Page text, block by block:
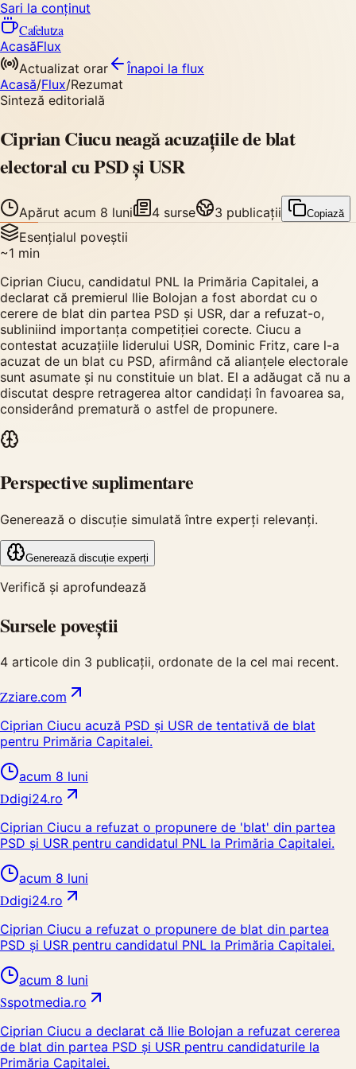
Sari la conținut
Cafelutza
AcasăFlux
Actualizat orar
Înapoi la flux
Acasă/Flux/Rezumat
Sinteză editorială
Ciprian Ciucu neagă acuzațiile de blat
electoral cu PSD și USR
Apărut acum 8 luni 4 surse 3 publicații Copiază
Esențialul poveștii
~1 min
Ciprian Ciucu, candidatul PNL la Primăria Capitalei, a
declarat că premierul Ilie Bolojan a fost abordat cu o
cerere de blat din partea PSD și USR, dar a refuzat-o,
subliniind importanța competiției corecte. Ciucu a
contestat acuzațiile liderului USR, Dominic Fritz, care l-a
acuzat de un blat cu PSD, afirmând că alianțele electorale
sunt asumate și nu constituie un blat. El a adăugat că nu a
discutat despre retragerea altor candidați în favoarea sa,
considerând prematură o astfel de propunere.
Perspective suplimentare
Generează o discuție simulată între experți relevanți.
Generează discuție experți
Verifică și aprofundează
Sursele poveștii
4 articole din 3 publicații, ordonate de la cel mai recent.
Zziare.com
Ciprian Ciucu acuză PSD și USR de tentativă de blat
pentru Primăria Capitalei.
acum 8 luni
Ddigi24.ro
Ciprian Ciucu a refuzat o propunere de 'blat' din partea
PSD și USR pentru candidatul PNL la Primăria Capitalei.
acum 8 luni
Ddigi24.ro
Ciprian Ciucu a refuzat o propunere de blat din partea
PSD și USR pentru candidatul PNL la Primăria Capitalei.
acum 8 luni
Sspotmedia.ro
Ciprian Ciucu a declarat că Ilie Bolojan a refuzat cererea
de blat din partea PSD și USR pentru candidaturile la
Primăria Capitalei.